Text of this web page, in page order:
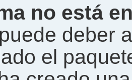
no está
deber
el